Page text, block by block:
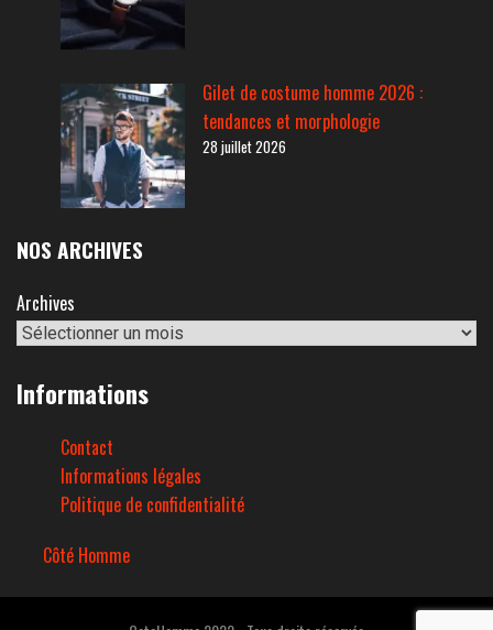
Gilet de costume homme 2026 :
tendances et morphologie
28 juillet 2026
NOS ARCHIVES
Archives
Informations
Contact
Informations légales
Politique de confidentialité
Côté Homme